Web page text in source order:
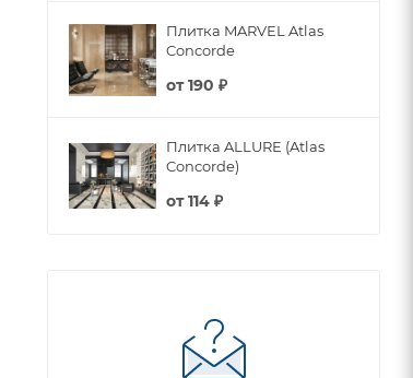
Плитка MARVEL Atlas
Concorde
от190 ₽
Плитка ALLURE (Atlas
Concorde)
от114 ₽